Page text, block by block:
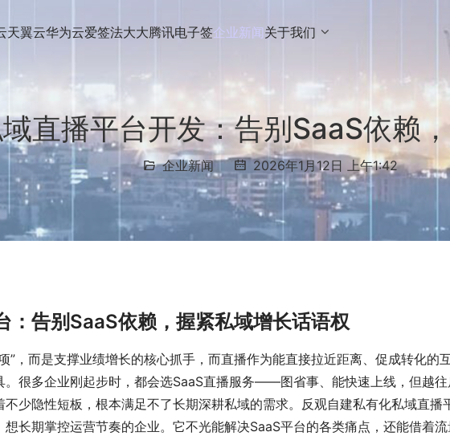
天翼云华为云爱签法大大腾讯电子签企业新闻关于我们
直播平台开发：告别SaaS依赖
企业新闻 2026年1月12日 上午1:42
：告别SaaS依赖，握紧私域增长话语权
”，而是支撑业绩增长的核心抓手，而直播作为能直接拉近距离、促成转化的
。很多企业刚起步时，都会选SaaS直播服务——图省事、能快速上线，但越
少隐性短板，根本满足不了长期深耕私域的需求。反观自建私有化私域直播
长期掌控运营节奏的企业。它不光能解决SaaS平台的各类痛点，还能借着